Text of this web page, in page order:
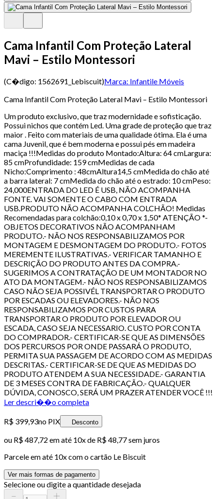
Cama Infantil Com Proteção Lateral
Mavi – Estilo Montessori
(C�digo: 1562691_Lebiscuit)Marca: Infantile Móveis
Cama Infantil Com Proteção Lateral Mavi – Estilo Montessori
Um produto exclusivo, que traz modernidade e sofisticação.
Possui nichos que contém Led. Uma grade de proteção que traz
maior . Feito com materiais de uma qualidade ótima. Ela é uma
cama Juvenil, que é bem moderna e possui pés em madeira
maciça !!!Medidas do produto Montado:Altura: 64 cmLargura:
85 cmProfundidade: 159 cmMedidas de cada
Nicho:Comprimento : 48cmAltura14,5 cmMedida do chão até
a barra lateral: 7 cmMedida do chão até o estrado: 10 cmPeso:
24,000ENTRADA DO LED É USB, NÃO ACOMPANHA
FONTE. VAI SOMENTE O CABO COM ENTRADA
USB.PRODUTO NÃO ACOMPANHA COLCHÃO! Medidas
Recomendadas para colchão:0,10 x 0,70 x 1,50* ATENÇÃO *-
OBJETOS DECORATIVOS NÃO ACOMPANHAM
PRODUTO.- NÃO NOS RESPONSABILIZAMOS POR
MONTAGEM E DESMONTAGEM DO PRODUTO.- FOTOS
MEREMENTE ILUSTRATIVAS.- VERIFICAR TAMANHO E
DESCRIÇÃO DO PRODUTO ANTES DA COMPRA.-
SUGERIMOS A CONTRATAÇÃO DE UM MONTADOR NO
ATO DA MONTAGEM.- NÃO NOS RESPONSABILIZAMOS
CASO NÃO SEJA POSSIVÉL TRANSPORTAR O PRODUTO
POR ESCADAS OU ELEVADORES.- NÃO NOS
RESPONSABILIZAMOS POR CUSTOS PARA
TRANSPORTAR O PRODUTO POR ELEVADOR OU
ESCADA, CASO SEJA NECESSARIO. CUSTO POR CONTA
DO COMPRADOR.- CERTIFICAR-SE QUE AS DIMENSÕES
DOS PERCURSOS POR ONDE PASSARÁ O PRODUTO,
PERMITA SUA PASSAGEM DE ACORDO COM AS MEDIDAS
DESCRITAS.- CERTIFICAR-SE DE QUE AS MEDIDAS DO
PRODUTO ATENDEM A SUA NECESSIDADE.- GARANTIA
DE 3 MESES CONTRA DE FABRICAÇÃO.- QUALQUER
DÚVIDA, CONOSCO, SERÁ UM PRAZER ATENDER VOCÊ !!!
Ler descri��o completa
R$ 399,93no PIX Desconto
ou R$ 487,72 em até 10x de R$ 48,77 sem juros
Parcele em até 10x com o cartão Le Biscuit
Ver mais formas de pagamento
Selecione ou digite a quantidade desejada